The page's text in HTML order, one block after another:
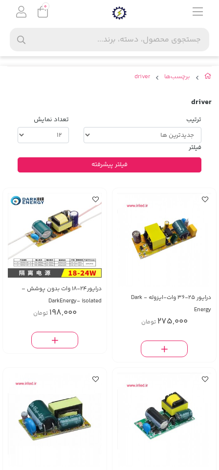
برچسب‌ها driver
driver
ترتیب تعداد نمایش
فیلتر
فیلتر پیشرفته
درايور 25-36 وات-ایزوله - Dark
Energy
275,000 تومان
درایور24-18 وات بدون پوشش –
DarkEnergy- isolated
198,000 تومان
0